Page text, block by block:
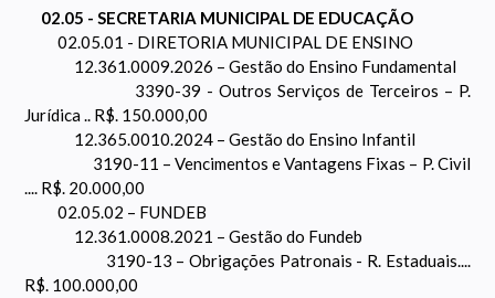
02.05 - SECRETARIA MUNICIPAL DE EDUCAÇÃO
02.05.01 - DIRETORIA MUNICIPAL DE ENSINO
12.361.0009.2026 – Gestão do Ensino Fundamental
3390-39 - Outros Serviços de Terceiros – P.
Jurídica .. R$. 150.000,00
12.365.0010.2024 – Gestão do Ensino Infantil
3190-11 – Vencimentos e Vantagens Fixas – P. Civil
.... R$. 20.000,00
02.05.02 – FUNDEB
12.361.0008.2021 – Gestão do Fundeb
3190-13 – Obrigações Patronais - R. Estaduais....
R$. 100.000,00